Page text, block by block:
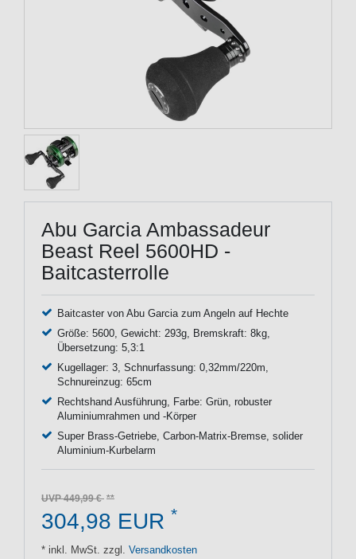
Abu Garcia Ambassadeur
Beast Reel 5600HD -
Baitcasterrolle
Baitcaster von Abu Garcia zum Angeln auf Hechte
Größe: 5600, Gewicht: 293g, Bremskraft: 8kg,
Übersetzung: 5,3:1
Kugellager: 3, Schnurfassung: 0,32mm/220m,
Schnureinzug: 65cm
Rechtshand Ausführung, Farbe: Grün, robuster
Aluminiumrahmen und -Körper
Super Brass-Getriebe, Carbon-Matrix-Bremse, solider
Aluminium-Kurbelarm
UVP 449,99 €
304,98 EUR *
* inkl. MwSt. zzgl. Versandkosten